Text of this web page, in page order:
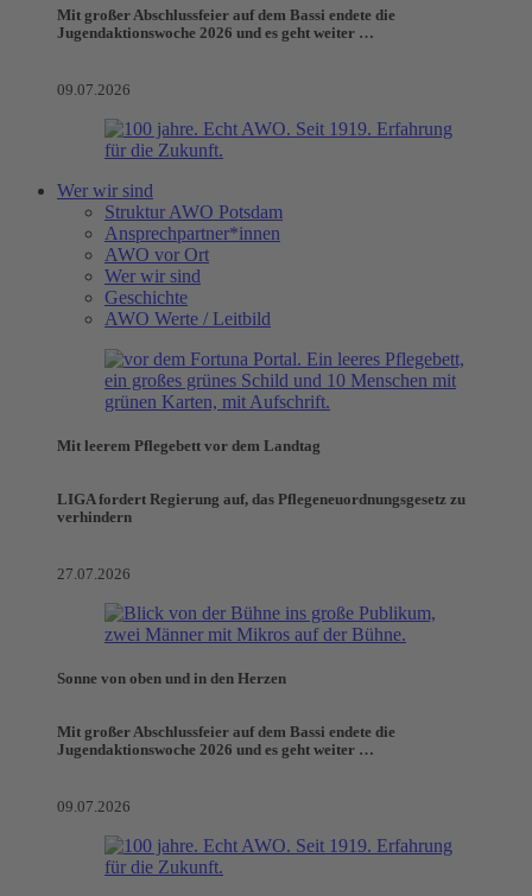
Mit großer Abschlussfeier auf dem Bassi endete die
Jugendaktionswoche 2026 und es geht weiter …
09.07.2026
Wer wir sind
Struktur AWO Potsdam
Ansprechpartner*innen
AWO vor Ort
Wer wir sind
Geschichte
AWO Werte / Leitbild
Mit leerem Pflegebett vor dem Landtag
LIGA fordert Regierung auf, das Pflegeneuordnungsgesetz zu
verhindern
27.07.2026
Sonne von oben und in den Herzen
Mit großer Abschlussfeier auf dem Bassi endete die
Jugendaktionswoche 2026 und es geht weiter …
09.07.2026